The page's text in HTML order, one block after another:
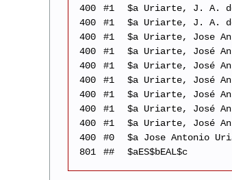
400
#1
$a Uriarte, J. A.
400
#1
$a Uriarte, J. A.
400
#1
$a Uriarte, Jose
400
#1
$a Uriarte, José
400
#1
$a Uriarte, José
400
#1
$a Uriarte, José
400
#1
$a Uriarte, José
400
#1
$a Uriarte, José
400
#1
$a Uriarte, José
400
#0
$a Jose Antonio
801
## $aES$bEAL$c